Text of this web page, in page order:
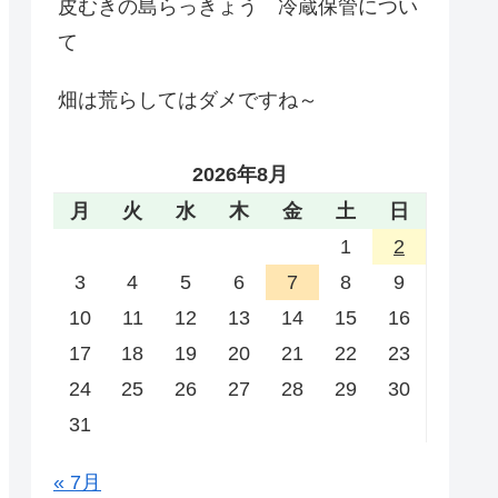
皮むきの島らっきょう 冷蔵保管につい
て
畑は荒らしてはダメですね～
2026年8月
月
火 水 木 金 土
日
1
2
3
4 5 6 7 8
9
10
11 12 13 14 15
16
17
18 19 20 21 22
23
24
25 26 27 28 29
30
31
« 7月